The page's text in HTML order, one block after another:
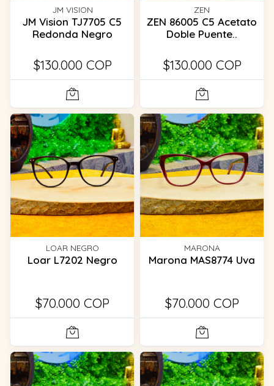
JM VISION
JM Vision TJ7705 C5
Redonda Negro
$130.000 COP
ZEN
ZEN 86005 C5 Acetato
Doble Puente..
$130.000 COP
LOAR NEGRO
Loar L7202 Negro
$70.000 COP
MARONA
Marona MAS8774 Uva
$70.000 COP